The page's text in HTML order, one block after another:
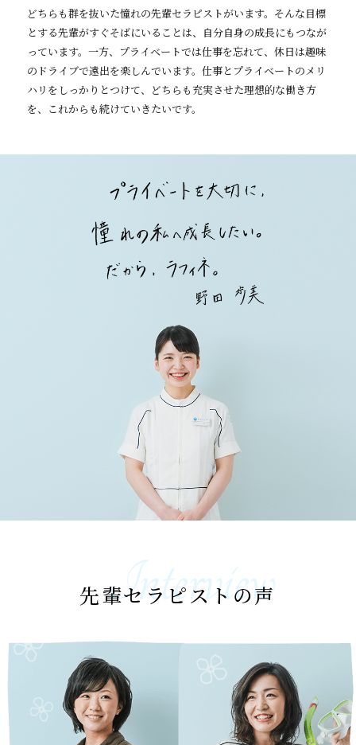
どちらも群を抜いた憧れの先輩セラピストがいます。そんな目標
とする先輩がすぐそばにいることは、自分自身の成長にもつなが
っています。一方、プライベートでは仕事を忘れて、休日は趣味
のドライブで遠出を楽しんでいます。仕事とプライベートのメリ
ハリをしっかりとつけて、どちらも充実させた理想的な働き方
を、これからも続けていきたいです。
先輩セラピストの声